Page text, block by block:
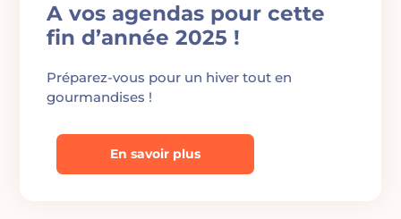
A vos agendas pour cette
fin d’année 2025 !
Préparez-vous pour un hiver tout en
gourmandises !
En savoir plus